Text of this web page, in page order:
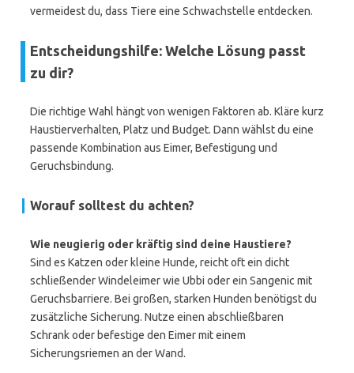
vermeidest du, dass Tiere eine Schwachstelle entdecken.
Entscheidungshilfe: Welche Lösung passt
zu dir?
Die richtige Wahl hängt von wenigen Faktoren ab. Kläre kurz
Haustierverhalten, Platz und Budget. Dann wählst du eine
passende Kombination aus Eimer, Befestigung und
Geruchsbindung.
Worauf solltest du achten?
Wie neugierig oder kräftig sind deine Haustiere?
Sind es Katzen oder kleine Hunde, reicht oft ein dicht
schließender Windeleimer wie Ubbi oder ein Sangenic mit
Geruchsbarriere. Bei großen, starken Hunden benötigst du
zusätzliche Sicherung. Nutze einen abschließbaren
Schrank oder befestige den Eimer mit einem
Sicherungsriemen an der Wand.